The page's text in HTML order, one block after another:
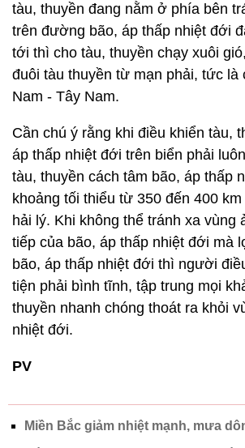
tàu, thuyền đang nằm ở phía bên
trên đường bão, áp thấp nhiệt đới
tới thì cho tàu, thuyền chạy xuôi
đuôi tàu thuyền từ mạn phải, tức là
Nam - Tây Nam.
Cần chú ý rằng khi điều khiển tàu,
áp thấp nhiệt đới trên biển phải
tàu, thuyền cách tâm bão, áp thấp
khoảng tối thiểu từ 350 đến 400
hải lý. Khi không thể tránh xa vùng
tiếp của bão, áp thấp nhiệt đới mà
bão, áp thấp nhiệt đới thì người
tiện phải bình tĩnh, tập trung mọi
thuyền nhanh chóng thoát ra khỏi
nhiệt đới.
PV
Miền Bắc giảm nhiệt mạnh, mưa